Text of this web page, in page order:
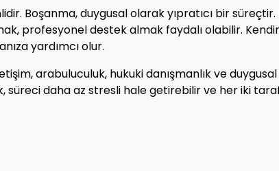
Boşanma, duygusal olarak yıpratıcı bir süreçtir.
profesyonel destek almak faydalı olabilir.
yardımcı olur.
arabuluculuk, hukuki danışmanlık ve duygusal
süreci daha az stresli hale getirebilir ve her iki